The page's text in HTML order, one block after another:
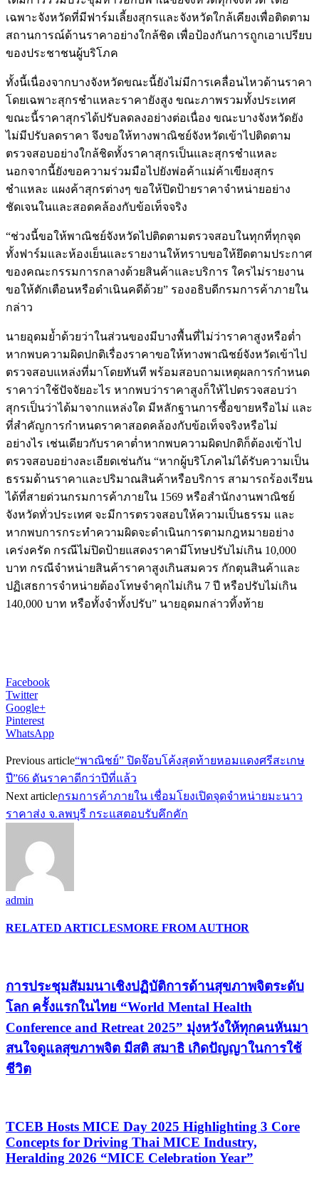
เฉพาะจังหวัดที่มีฟาร์มเลี้ยงสุกรและจังหวัดใกล้เคียงเพื่อติดตาม
สถานการณ์ด้านราคาอย่างใกล้ชิด เพื่อป้องกันการถูกเอาเปรียบ
ของประชาชนผู้บริโภค
ทั้งนี้เนื่องจากบางจังหวัดขณะนี้ยังไม่มีการเคลื่อนไหวด้านราคา
โดยเฉพาะสุกรชำแหละราคายังสูง ขณะภาพรวมทั้งประเทศ
ขณะนี้ราคาสุกรได้ปรับลดลงอย่างต่อเนื่อง ขณะบางจังหวัดยัง
ไม่มีปรับลดราคา จึงขอให้ทางพาณิชย์จังหวัดเข้าไปติดตาม
ตรวจสอบอย่างใกล้ชิดทั้งราคาสุกรเป็นและสุกรชำแหละ
นอกจากนี้ยังขอความร่วมมือไปยังพ่อค้าแม่ค้าเขียงสุกร
ชำแหละ แผงค้าสุกรต่างๆ ขอให้ปิดป้ายราคาจำหน่ายอย่าง
ชัดเจนในและสอดคล้องกับข้อเท็จจริง
“ช่วงนี้ขอให้พาณิชย์จังหวัดไปติดตามตรวจสอบในทุกที่ทุกจุด
ทั้งฟาร์มและห้องเย็นและรายงานให้ทราบขอให้ยึดตามประกาศ
ของคณะกรรมการกลางด้วยสินค้าและบริการ ใครไม่รายงาน
ขอให้ตักเตือนหรือดำเนินคดีด้วย” รองอธิบดีกรมการค้าภายใน
กล่าว
นายอุดมย้ำด้วยว่าในส่วนของมีบางพื้นที่ไม่ว่าราคาสูงหรือต่ำ
หากพบความผิดปกติเรื่องราคาขอให้ทางพาณิชย์จังหวัดเข้าไป
ตรวจสอบแหล่งที่มาโดยทันที พร้อมสอบถามเหตุผลการกำหนด
ราคาว่าใช้ปัจจัยอะไร หากพบว่าราคาสูงก็ให้ไปตรวจสอบว่า
สุกรเป็นว่าได้มาจากแหล่งใด มีหลักฐานการซื้อขายหรือไม่ และ
ที่สำคัญการกำหนดราคาสอดคล้องกับข้อเท็จจริงหรือไม่
อย่างไร เช่นเดียวกับราคาต่ำหากพบความผิดปกติก็ต้องเข้าไป
ตรวจสอบอย่างละเอียดเช่นกัน “หากผู้บริโภคไม่ได้รับความเป็น
ธรรมด้านราคาและปริมาณสินค้าหรือบริการ สามารถร้องเรียน
ได้ที่สายด่วนกรมการค้าภายใน 1569 หรือสำนักงานพาณิชย์
จังหวัดทั่วประเทศ จะมีการตรวจสอบให้ความเป็นธรรม และ
หากพบการกระทำความผิดจะดำเนินการตามกฎหมายอย่าง
เคร่งครัด กรณีไม่ปิดป้ายแสดงราคามีโทษปรับไม่เกิน 10,000
บาท กรณีจำหน่ายสินค้าราคาสูงเกินสมควร กักตุนสินค้าและ
ปฏิเสธการจำหน่ายต้องโทษจำคุกไม่เกิน 7 ปี หรือปรับไม่เกิน
140,000 บาท หรือทั้งจำทั้งปรับ” นายอุดมกล่าวทิ้งท้าย
Facebook
Twitter
Google+
Pinterest
WhatsApp
Previous article“พาณิชย์” ปิดจ๊อบโค้งสุดท้ายหอมแดงศรีสะเกษ
ปี”66 ดันราคาดีกว่าปีที่แล้ว
Next articleกรมการค้าภายใน เชื่อมโยงเปิดจุดจำหน่ายมะนาว
ราคาส่ง จ.ลพบุรี กระแสตอบรับคึกคัก
admin
RELATED ARTICLESMORE FROM AUTHOR
การประชุมสัมมนาเชิงปฏิบัติการด้านสุขภาพจิตระดับ
โลก ครั้งแรกในไทย “World Mental Health
Conference and Retreat 2025” มุ่งหวังให้ทุกคนหันมา
สนใจดูแลสุขภาพจิต มีสติ สมาธิ เกิดปัญญาในการใช้
ชีวิต
TCEB Hosts MICE Day 2025 Highlighting 3 Core
Concepts for Driving Thai MICE Industry,
Heralding 2026 “MICE Celebration Year”